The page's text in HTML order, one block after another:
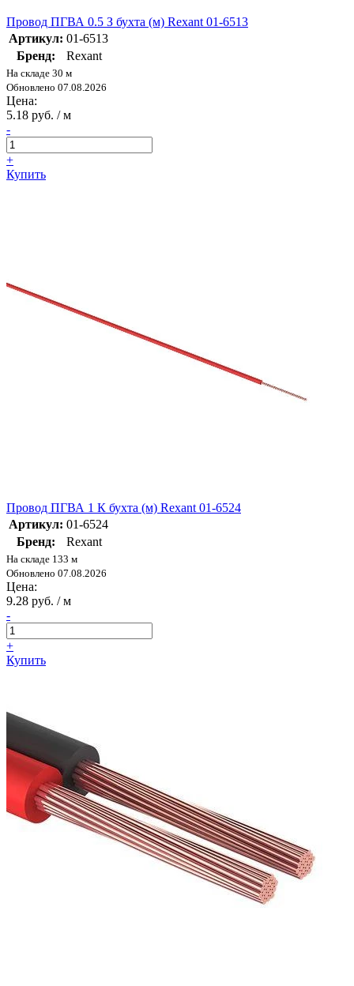
Провод ПГВА 0.5 З бухта (м) Rexant 01-6513
Артикул: 01-6513
Бренд:
Rexant
На складе 30 м
Обновлено 07.08.2026
Цена:
5.18 руб. / м
-
+
Купить
Провод ПГВА 1 К бухта (м) Rexant 01-6524
Артикул: 01-6524
Бренд:
Rexant
На складе 133 м
Обновлено 07.08.2026
Цена:
9.28 руб. / м
-
+
Купить